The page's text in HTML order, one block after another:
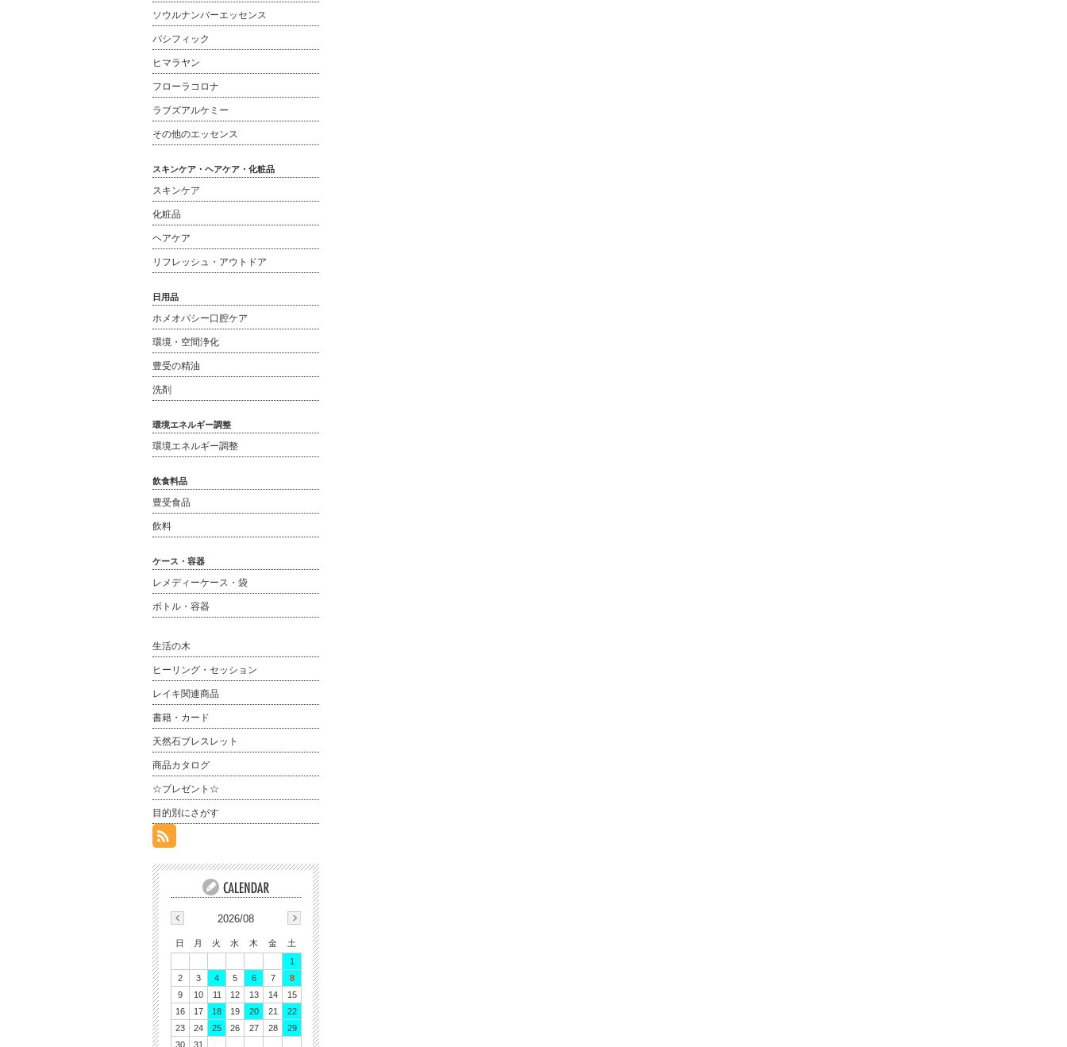
ソウルナンバーエッセンス
パシフィック
ヒマラヤン
フローラコロナ
ラブズアルケミー
その他のエッセンス
スキンケア・ヘアケア・化粧品
スキンケア
化粧品
ヘアケア
リフレッシュ・アウトドア
日用品
ホメオパシー口腔ケア
環境・空間浄化
豊受の精油
洗剤
環境エネルギー調整
環境エネルギー調整
飲食料品
豊受食品
飲料
ケース・容器
レメディーケース・袋
ボトル・容器
生活の木
ヒーリング・セッション
レイキ関連商品
書籍・カード
天然石ブレスレット
商品カタログ
☆プレゼント☆
目的別にさがす
2026/08
日 月 火 水 木 金
土
1
2
3 4 5 6 7
8
9
10 11 12 13 14
15
16
17 18 19 20 21
22
23
24 25 26 27 28
29
30
31